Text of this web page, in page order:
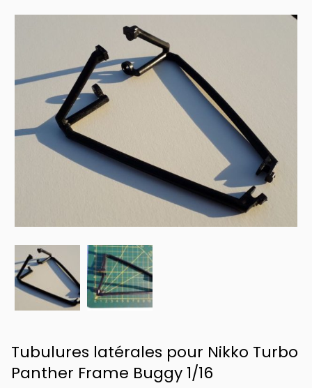
Tubulures latérales pour Nikko Turbo
Panther Frame Buggy 1/16